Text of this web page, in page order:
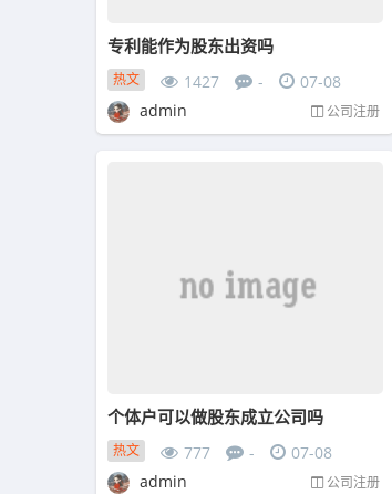
专利能作为股东出资吗
热文 1427 -
07-08
admin
公司注册
个体户可以做股东成立公司吗
热文 777 -
07-08
admin
公司注册